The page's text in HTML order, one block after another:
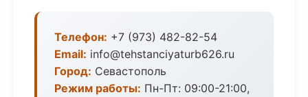
Телефон: +7 (973) 482-82-54
Email: info@tehstanciyaturb626.ru
Город: Севастополь
Режим работы: Пн-Пт: 09:00-21:00,